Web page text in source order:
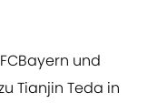
und
Tianjin Teda in